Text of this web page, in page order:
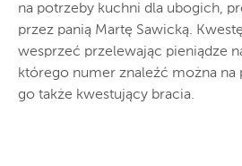
na potrzeby kuchni dla ubogich,
przez panią Martę Sawicką.
wesprzeć przelewając pieniądze
którego numer znaleźć można na
go także kwestujący bracia.